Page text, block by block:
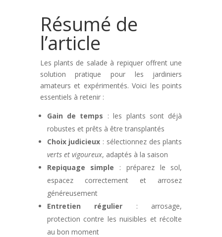
Résumé de
l’article
Les plants de salade à repiquer offrent une
solution pratique pour les jardiniers
amateurs et expérimentés. Voici les points
essentiels à retenir :
Gain de temps : les plants sont déjà
robustes et prêts à être transplantés
Choix judicieux : sélectionnez des plants
verts et vigoureux, adaptés à la saison
Repiquage simple : préparez le sol,
espacez correctement et arrosez
généreusement
Entretien régulier : arrosage,
protection contre les nuisibles et récolte
au bon moment